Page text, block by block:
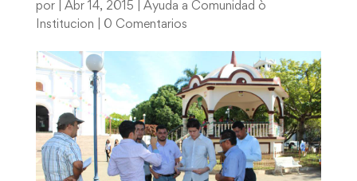
por Abr 14, 2015
Ayuda a Comunidad ò
Institucion
0 Comentarios